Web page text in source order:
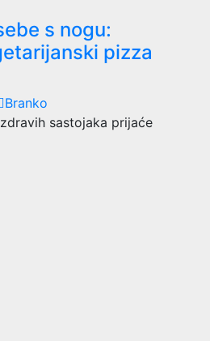
s nogu:
pizza
Branko
sastojaka prijaće